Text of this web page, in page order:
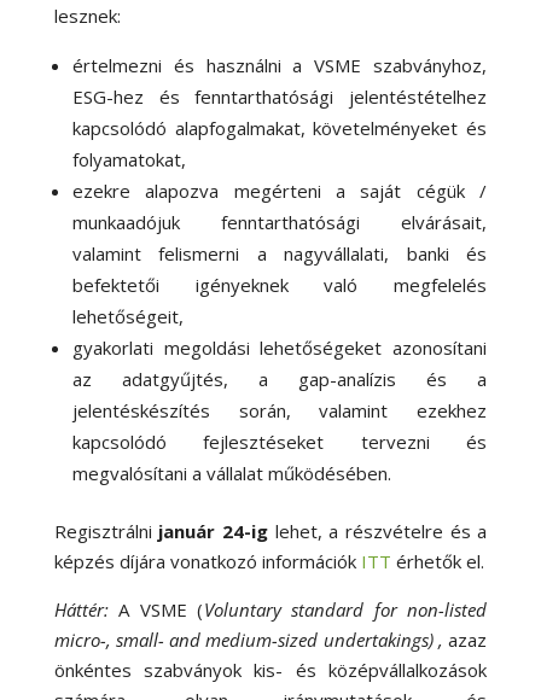
lesznek:
értelmezni és használni a VSME szabványhoz,
ESG-hez és fenntarthatósági jelentéstételhez
kapcsolódó alapfogalmakat, követelményeket és
folyamatokat,
ezekre alapozva megérteni a saját cégük /
munkaadójuk fenntarthatósági elvárásait,
valamint felismerni a nagyvállalati, banki és
befektetői igényeknek való megfelelés
lehetőségeit,
gyakorlati megoldási lehetőségeket azonosítani
az adatgyűjtés, a gap-analízis és a
jelentéskészítés során, valamint ezekhez
kapcsolódó fejlesztéseket tervezni és
megvalósítani a vállalat működésében.
Regisztrálni január 24-ig lehet, a részvételre és a
képzés díjára vonatkozó információk ITT érhetők el.
Háttér:A VSME (Voluntary standard for non-listed
micro-, small- and medium-sized undertakings) ,azaz
önkéntes szabványok kis- és középvállalkozások